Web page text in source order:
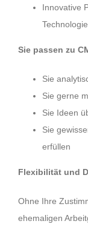
Innovative
Sie passen zu
Sie
Sie gerne
Sie Ideen
Sie
erfüllen
Flexibilität und
Ohne Ihre
ehemaligen